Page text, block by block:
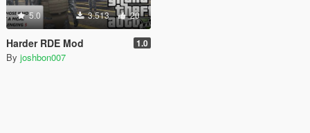
5.0 3.513 20
Harder RDE Mod 1.0
By joshbon007